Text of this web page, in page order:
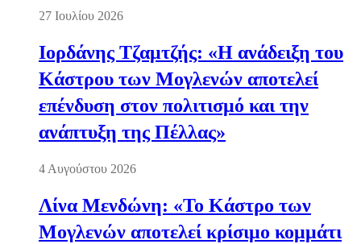
27 Ιουλίου 2026
Ιορδάνης Τζαμτζής: «Η ανάδειξη του
Κάστρου των Μογλενών αποτελεί
επένδυση στον πολιτισμό και την
ανάπτυξη της Πέλλας»
4 Αυγούστου 2026
Λίνα Μενδώνη: «Το Κάστρο των
Μογλενών αποτελεί κρίσιμο κομμάτι